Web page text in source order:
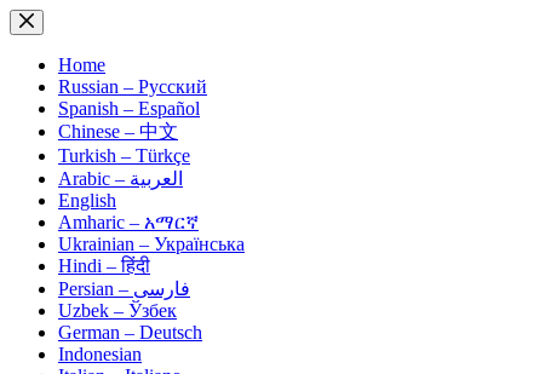
Skip
to
contentHome
Russian – Русский
Spanish – Español
Chinese – 中文
Turkish – Türkçe
Arabic – العربية
English
Amharic – አማርኛ
Ukrainian – Українська
Hindi – हिंदी
Persian – فارسی
Uzbek – Ўзбек
German – Deutsch
Indonesian